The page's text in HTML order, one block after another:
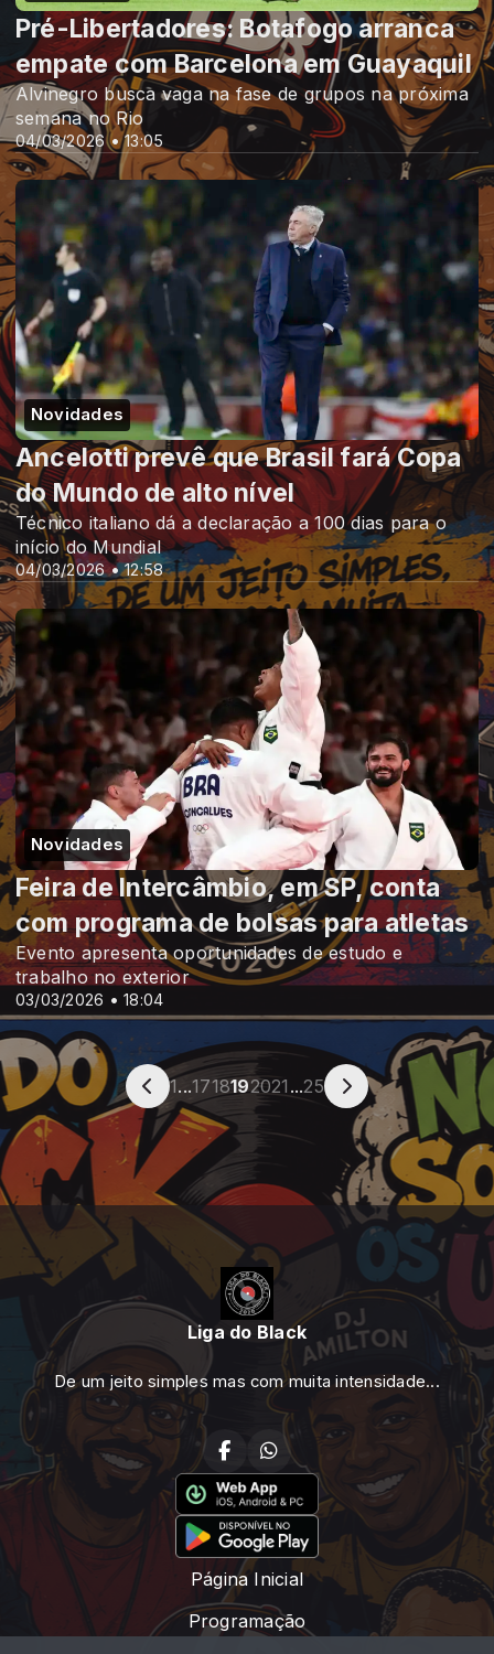
04/03/2026 • 13:05
Pré-Libertadores: Botafogo arranca
empate com Barcelona em Guayaquil
Alvinegro busca vaga na fase de grupos na próxima
semana no Rio
Novidades
04/03/2026 • 12:58
Ancelotti prevê que Brasil fará Copa
do Mundo de alto nível
Técnico italiano dá a declaração a 100 dias para o
início do Mundial
Novidades
03/03/2026 • 18:04
Feira de Intercâmbio, em SP, conta
com programa de bolsas para atletas
Evento apresenta oportunidades de estudo e
trabalho no exterior
1...1718192021 ...25
Liga do Black
De um jeito simples mas com muita intensidade...
Página Inicial
Programação